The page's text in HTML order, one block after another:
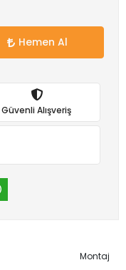
Hemen Al
Güvenli Alışveriş
Montaj